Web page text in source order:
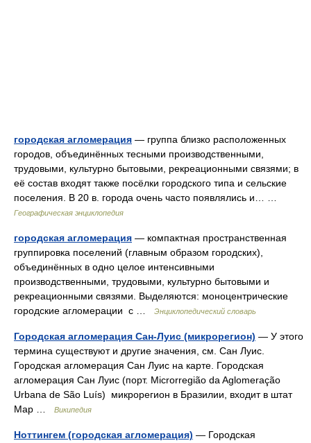
городская агломерация — группа близко расположенных
городов, объединённых тесными производственными,
трудовыми, культурно бытовыми, рекреационными связями; в
её состав входят также посёлки городского типа и сельские
поселения. В 20 в. города очень часто появлялись и… …
Географическая энциклопедия
городская агломерация — компактная пространственная
группировка поселений (главным образом городских),
объединённых в одно целое интенсивными
производственными, трудовыми, культурно бытовыми и
рекреационными связями. Выделяются: моноцентрические
городские агломерации с …
Энциклопедический словарь
Городская агломерация Сан-Луис (микрорегион) — У этого
термина существуют и другие значения, см. Сан Луис.
Городская агломерация Сан Луис на карте. Городская
агломерация Сан Луис (порт. Microrregião da Aglomeração
Urbana de São Luís) микрорегион в Бразилии, входит в штат
Мар …
Википедия
Ноттингем (городская агломерация) — Городская